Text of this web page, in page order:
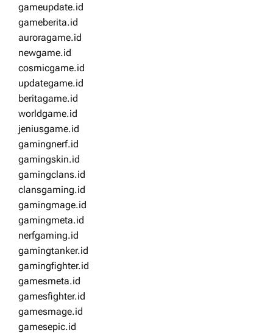
gameupdate.id
gameberita.id
auroragame.id
newgame.id
cosmicgame.id
updategame.id
beritagame.id
worldgame.id
jeniusgame.id
gamingnerf.id
gamingskin.id
gamingclans.id
clansgaming.id
gamingmage.id
gamingmeta.id
nerfgaming.id
gamingtanker.id
gamingfighter.id
gamesmeta.id
gamesfighter.id
gamesmage.id
gamesepic.id